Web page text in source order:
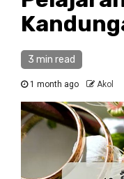
3 min read
1 month ago Akol